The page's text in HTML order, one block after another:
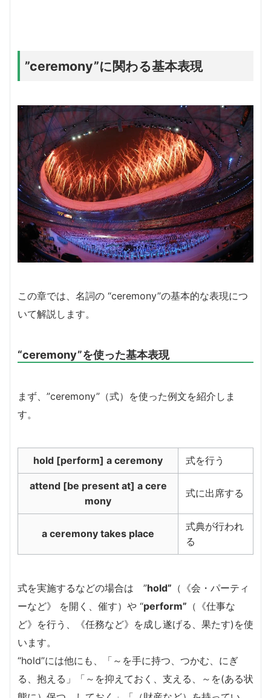
”ceremony”に関わる基本表現
この章では、名詞の “ceremony”の基本的な表現につ
いて解説します。
“ceremony”を使った基本表現
まず、”ceremony”（式）を使った例文を紹介しま
す。
hold [perform] a ceremony 式を行う
attend [be present at] a cere
mony
式に出席する
a ceremony takes place
式典が行われ
る
式を実施するなどの場合は ”hold” （《会・パーティ
ーなど》 を開く、催す）や “perform” （《仕事な
ど》を行う、《任務など》を成し遂げる、果たす)を使
います。
“hold”には他にも、「～を手に持つ、つかむ、にぎ
る、抱える」「～を抑えておく、支える、～を(ある状